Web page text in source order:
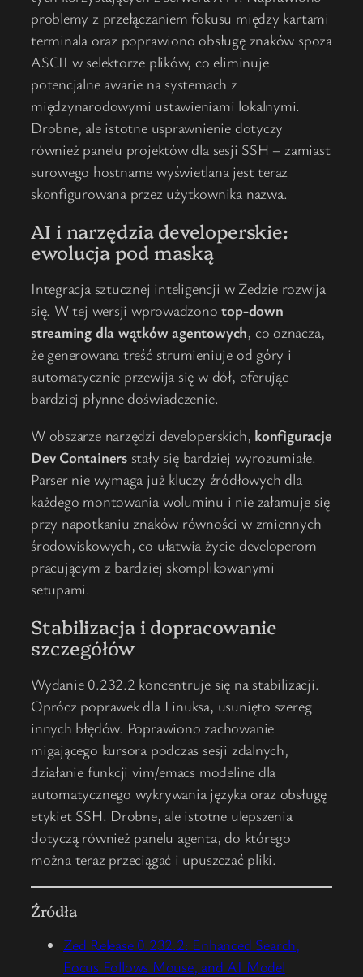
problemy z przełączaniem fokusu między kartami
terminala oraz poprawiono obsługę znaków spoza
ASCII w selektorze plików, co eliminuje
potencjalne awarie na systemach z
międzynarodowymi ustawieniami lokalnymi.
Drobne, ale istotne usprawnienie dotyczy
również panelu projektów dla sesji SSH – zamiast
surowego hostname wyświetlana jest teraz
skonfigurowana przez użytkownika nazwa.
AI i narzędzia developerskie:
ewolucja pod maską
Integracja sztucznej inteligencji w Zedzie rozwija
się. W tej wersji wprowadzonotop-down
streaming dla wątków agentowych, co oznacza,
że generowana treść strumieniuje od góry i
automatycznie przewija się w dół, oferując
bardziej płynne doświadczenie.
W obszarze narzędzi developerskich, konfiguracje
Dev Containersstały się bardziej wyrozumiałe.
Parser nie wymaga już kluczy źródłowych dla
każdego montowania woluminu i nie załamuje się
przy napotkaniu znaków równości w zmiennych
środowiskowych, co ułatwia życie developerom
pracującym z bardziej skomplikowanymi
setupami.
Stabilizacja i dopracowanie
szczegółów
Wydanie 0.232.2 koncentruje się na stabilizacji.
Oprócz poprawek dla Linuksa, usunięto szereg
innych błędów. Poprawiono zachowanie
migającego kursora podczas sesji zdalnych,
działanie funkcji vim/emacs modeline dla
automatycznego wykrywania języka oraz obsługę
etykiet SSH. Drobne, ale istotne ulepszenia
dotyczą również panelu agenta, do którego
można teraz przeciągać i upuszczać pliki.
Źródła
Zed Release 0.232.2: Enhanced Search,
Focus Follows Mouse, and AI Model